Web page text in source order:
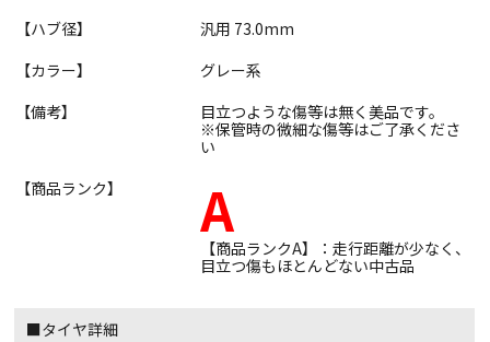
【ハブ径】
汎用 73.0mm
【カラー】
グレー系
【備考】
目立つような傷等は無く美品です。
※保管時の微細な傷等はご了承くださ
い
【商品ランク】
A
【商品ランクA】：走行距離が少なく、
目立つ傷もほとんどない中古品
■タイヤ詳細